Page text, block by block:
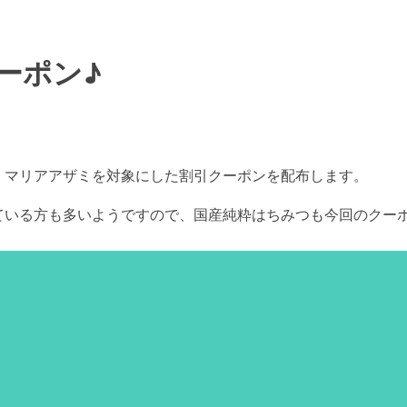
ポン♪
リアアザミを対象にした割引クーポンを配布します。
る方も多いようですので、国産純粋はちみつも今回のクー